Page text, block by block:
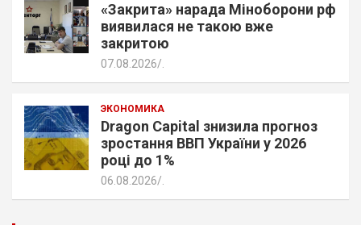
«Закрита» нарада Міноборони рф
виявилася не такою вже
закритою
07.08.2026 .
ЭКОНОМИКА
Dragon Capital знизила прогноз
зростання ВВП України у 2026
році до 1%
06.08.2026 .